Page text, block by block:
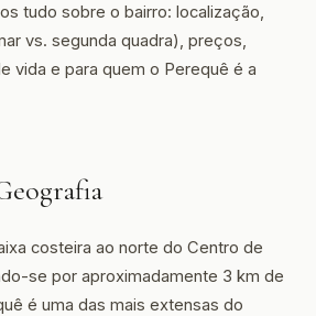
tudo sobre o bairro: localização,
vs. segunda quadra), preços,
vida e para quem o Perequê é a
costeira ao norte do Centro de
se por aproximadamente 3 km de
é uma das mais extensas do